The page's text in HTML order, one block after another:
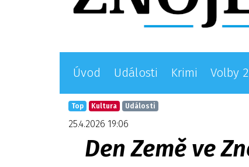
Úvod Události Krimi Volby
Top Kultura Události
25.4.2026 19:06
Den Země ve